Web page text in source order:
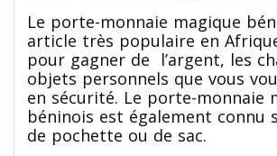
Le porte-monnaie magique
article très populaire en
pour gagner de l’argent, les
objets personnels que vous
en sécurité. Le porte-monnaie
béninois est également connu
de pochette ou de sac.